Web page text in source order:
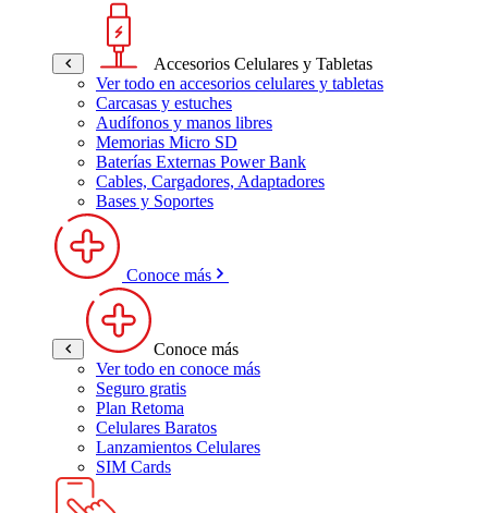
Accesorios Celulares y Tabletas
Ver todo en accesorios celulares y tabletas
Carcasas y estuches
Audífonos y manos libres
Memorias Micro SD
Baterías Externas Power Bank
Cables, Cargadores, Adaptadores
Bases y Soportes
Conoce más
Conoce más
Ver todo en conoce más
Seguro gratis
Plan Retoma
Celulares Baratos
Lanzamientos Celulares
SIM Cards